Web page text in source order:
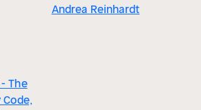
- The
Code,
Andrea Reinhardt